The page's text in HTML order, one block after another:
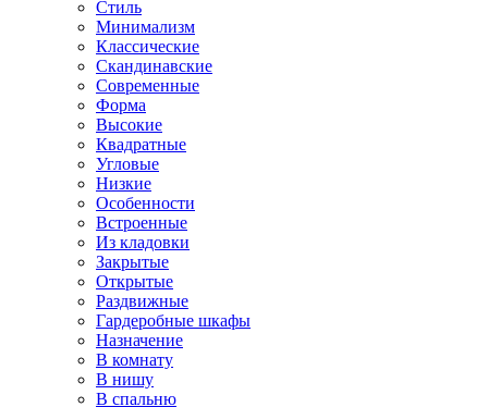
Стиль
Минимализм
Классические
Скандинавские
Современные
Форма
Высокие
Квадратные
Угловые
Низкие
Особенности
Встроенные
Из кладовки
Закрытые
Открытые
Раздвижные
Гардеробные шкафы
Назначение
В комнату
В нишу
В спальню